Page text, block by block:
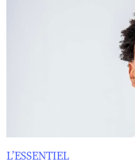
L’ESSENTIEL